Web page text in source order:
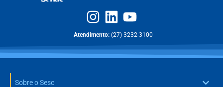
Atendimento: (27) 3232-3100
Sobre o Sesc